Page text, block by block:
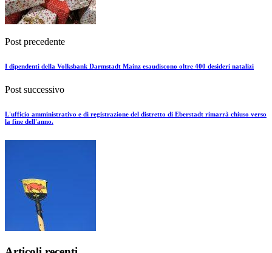
Post precedente
I dipendenti della Volksbank Darmstadt Mainz esaudiscono oltre 400 desideri natalizi
Post successivo
L'ufficio amministrativo e di registrazione del distretto di Eberstadt rimarrà chiuso verso
la fine dell'anno.